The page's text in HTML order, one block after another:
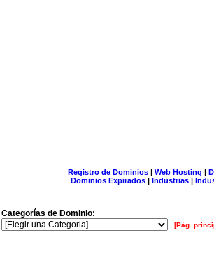
Registro de Dominios| Web Hosting |
Dominios Expirados | Industrias |
Categorías de Dominio:
[Pág.